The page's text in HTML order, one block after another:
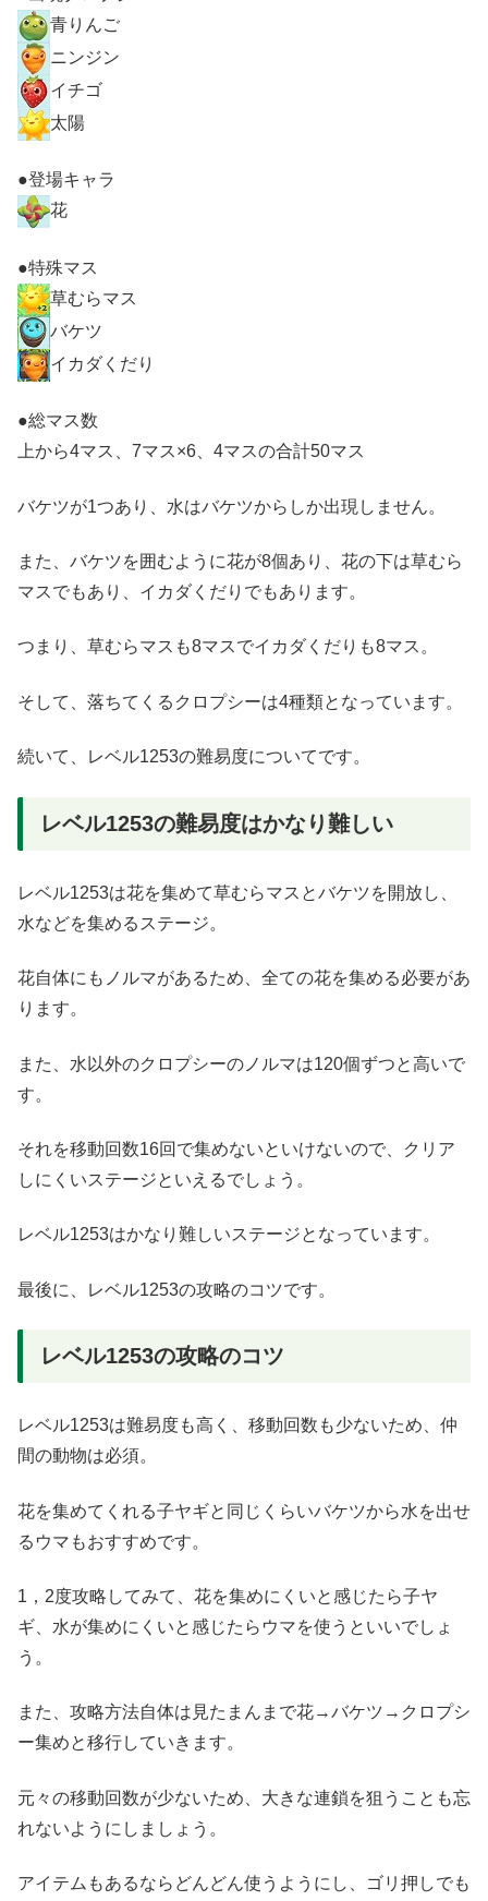
青りんご
ニンジン
イチゴ
太陽
●登場キャラ
花
●特殊マス
草むらマス
バケツ
イカダくだり
●総マス数
上から4マス、7マス×6、4マスの合計50マス
バケツが1つあり、水はバケツからしか出現しません。
また、バケツを囲むように花が8個あり、花の下は草むら
マスでもあり、イカダくだりでもあります。
つまり、草むらマスも8マスでイカダくだりも8マス。
そして、落ちてくるクロプシーは4種類となっています。
続いて、レベル1253の難易度についてです。
レベル1253の難易度はかなり難しい
レベル1253は花を集めて草むらマスとバケツを開放し、
水などを集めるステージ。
花自体にもノルマがあるため、全ての花を集める必要があ
ります。
また、水以外のクロプシーのノルマは120個ずつと高いで
す。
それを移動回数16回で集めないといけないので、クリア
しにくいステージといえるでしょう。
レベル1253はかなり難しいステージとなっています。
最後に、レベル1253の攻略のコツです。
レベル1253の攻略のコツ
レベル1253は難易度も高く、移動回数も少ないため、仲
間の動物は必須。
花を集めてくれる子ヤギと同じくらいバケツから水を出せ
るウマもおすすめです。
1，2度攻略してみて、花を集めにくいと感じたら子ヤ
ギ、水が集めにくいと感じたらウマを使うといいでしょ
う。
また、攻略方法自体は見たまんまで花→バケツ→クロプシ
ー集めと移行していきます。
元々の移動回数が少ないため、大きな連鎖を狙うことも忘
れないようにしましょう。
アイテムもあるならどんどん使うようにし、ゴリ押しでも